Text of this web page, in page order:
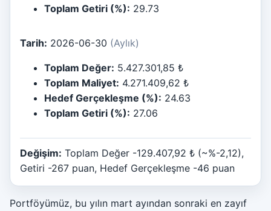
Toplam Getiri (%): 29.73
Tarih: 2026-06-30 (Aylık)
Toplam Değer: 5.427.301,85 ₺
Toplam Maliyet: 4.271.409,62 ₺
Hedef Gerçekleşme (%): 24.63
Toplam Getiri (%): 27.06
Değişim: Toplam Değer -129.407,92 ₺ (~%-2,12),
Getiri -267 puan, Hedef Gerçekleşme -46 puan
Portföyümüz, bu yılın mart ayından sonraki en zayıf